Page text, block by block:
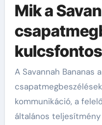
Mik a
A Savannah Bananas
kommunikáció, a
általános